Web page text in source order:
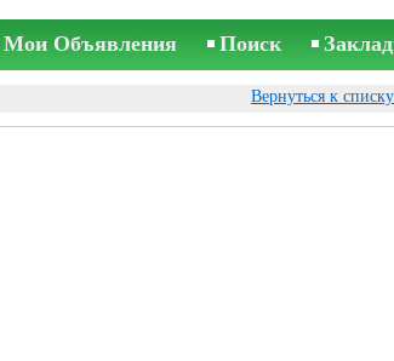
Мои Объявления Поиск
Вернуться к